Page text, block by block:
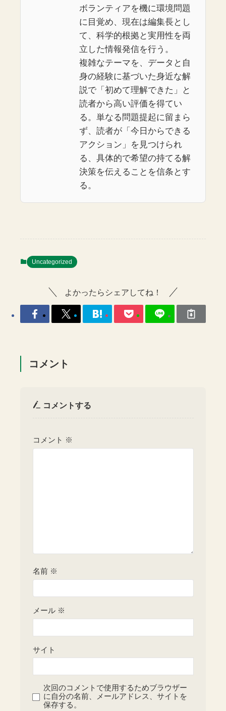
ボランティアを機に環境問題
に目覚め、現在は編集長とし
て、科学的根拠と実用性を両
立した情報発信を行う。
複雑なテーマを、データと自
身の経験に基づいた身近な解
説で「初めて理解できた」と
読者から高い評価を得てい
る。単なる問題提起に留まら
ず、読者が「今日からできる
アクション」を見つけられ
る、具体的で希望の持てる解
決策を伝えることを信条とす
る。
Uncategorized
よかったらシェアしてね！
コメント
コメントする
コメント ※
名前 ※
メール ※
サイト
次回のコメントで使用するためブラウザー
に自分の名前、メールアドレス、サイトを
保存する。